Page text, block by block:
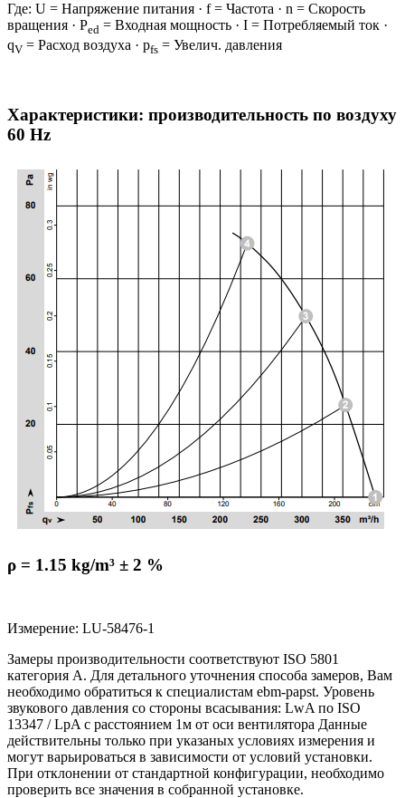
Где: U = Напряжение питания · f = Частота · n = Скорость
вращения · Ped = Входная мощность · I = Потребляемый ток ·
qV = Расход воздуха · pfs = Увелич. давления
Характеристики: производительность по воздуху
60 Hz
ρ = 1.15 kg/m³ ± 2 %
Измерение: LU-58476-1
Замеры производительности соответствуют ISO 5801
категория А. Для детального уточнения способа замеров, Вам
необходимо обратиться к специалистам ebm-papst. Уровень
звукового давления со стороны всасывания: LwA по ISO
13347 / LpA с расстоянием 1м от оси вентилятора Данные
действительны только при указаных условиях измерения и
могут варьироваться в зависимости от условий установки.
При отклонении от стандартной конфигурации, необходимо
проверить все значения в собранной установке.